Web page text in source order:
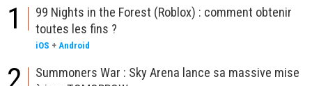
1
99 Nights in the Forest (Roblox) : comment obtenir
toutes les fins ?
iOS + Android
2
Summoners War : Sky Arena lance sa massive mise